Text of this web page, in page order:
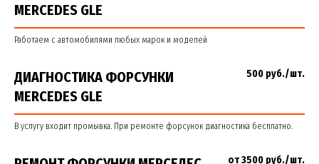
MERCEDES GLE
Работаем с автомобилями любых марок и моделей
ДИАГНОСТИКА ФОРСУНКИ
MERCEDES GLE
500 руб./шт.
В услугу входит промывка. При ремонте форсунок диагностика бесплатно.
от 3500 руб./шт.